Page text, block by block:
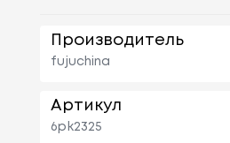
Производитель
fujuchina
Артикул
6pk2325